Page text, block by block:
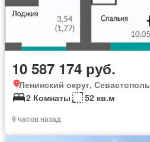
10 587 174 руб.
Ленинский округ, Севастополь
2 Комнаты
52 кв.м
9 часов назад